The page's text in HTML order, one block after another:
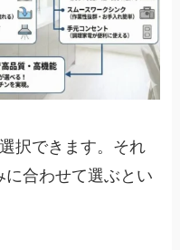
択できます。それ
合わせて選ぶとい